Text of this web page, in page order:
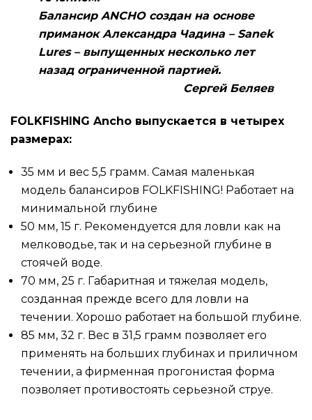
Балансир ANCHO создан на основе
приманок Александра Чадина – Sanek
Lures – выпущенных несколько лет
назад ограниченной партией.
Сергей Беляев
FOLKFISHING Ancho выпускается в четырех
размерах:
35 мм и вес 5,5 грамм. Самая маленькая
модель балансиров FOLKFISHING! Работает на
минимальной глубине
50 мм, 15 г. Рекомендуется для ловли как на
мелководье, так и на серьезной глубине в
стоячей воде.
70 мм, 25 г. Габаритная и тяжелая модель,
созданная прежде всего для ловли на
течении. Хорошо работает на большой глубине.
85 мм, 32 г. Вес в 31,5 грамм позволяет его
применять на больших глубинах и приличном
течении, а фирменная прогонистая форма
позволяет противостоять серьезной струе.